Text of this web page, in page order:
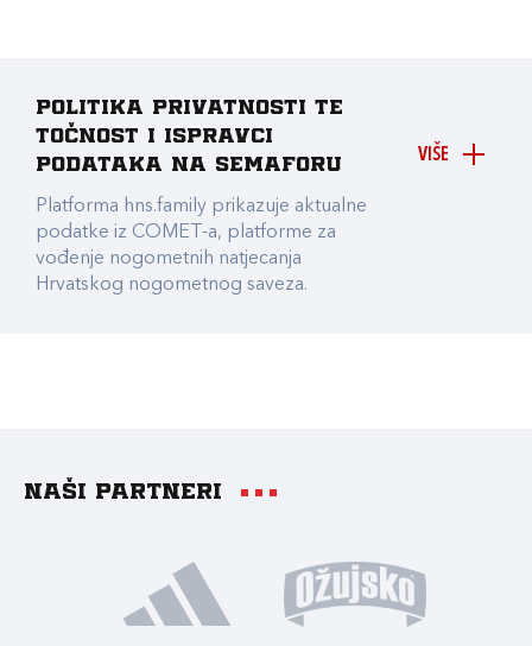
VIŠE
Politika privatnosti te
točnost i ispravci
podataka na Semaforu
Platforma hns.family prikazuje aktualne
podatke iz COMET-a, platforme za
vođenje nogometnih natjecanja
Hrvatskog nogometnog saveza.
Naši partneri